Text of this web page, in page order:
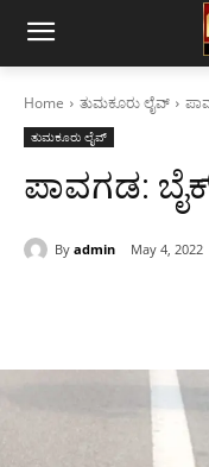
Home ತುಮಕೂರು ಲೈವ್
ತುಮಕೂರು ಲೈವ್
ಪಾವಗಡ:
By admin May 4, 2022